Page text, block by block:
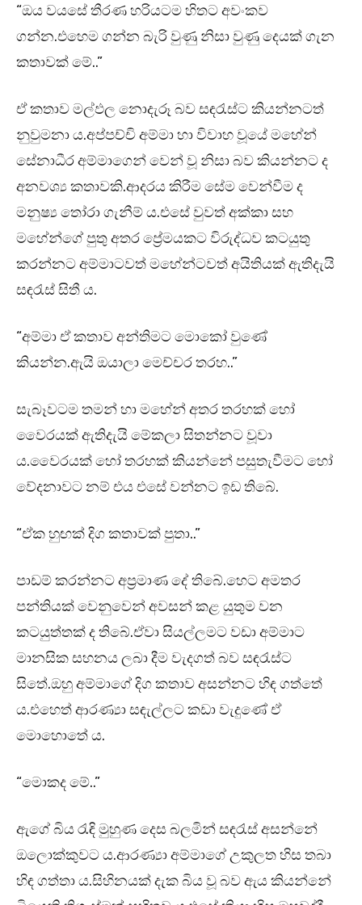
“ඔය වයසේ තීරණ හරියටම හිතට අවංකව
ගන්න.එහෙම ගන්න බැරි වුණු නිසා වුණු දෙයක් ගැන
කතාවක් මේ..”
ඒ කතාව මල්ඵල නොදැරූ බව සඳරැස්ට කියන්නටත්
නුවුමනා ය.අප්පච්චි අම්මා හා විවාහ වූයේ මහේන්
සේනාධීර අම්මාගෙන් වෙන් වූ නිසා බව කියන්නට ද
අනවශ්‍ය කතාවකි.ආදරය කිරීම සේම වෙන්වීම ද
මනුෂ්‍ය තෝරා ගැනීම් ය.එසේ වුවත් අක්කා සහ
මහේන්ගේ පුතු අතර ප්‍රේමයකට විරුද්ධව කටයුතු
කරන්නට අම්මාටවත් මහේන්ටවත් අයිතියක් ඇතිදැයි
සඳරැස් සිතී ය.
“අම්මා ඒ කතාව අන්තිමට මොකෝ වුණේ
කියන්න.ඇයි ඔයාලා මෙච්චර තරහ..”
සැබෑවටම තමන් හා මහේන් අතර තරහක් හෝ
වෛරයක් ඇතිදැයි මේකලා සිතන්නට වූවා
ය.වෛරයක් හෝ තරහක් කියන්නේ පසුතැවීමට හෝ
වේදනාවට නම් එය එසේ වන්නට ඉඩ තිබේ.
“ඒක හුඟක් දිග කතාවක් පුතා..”
පාඩම් කරන්නට අප්‍රමාණ දේ තිබේ.හෙට අමතර
පන්තියක් වෙනුවෙන් අවසන් කළ යුතුම වන
කටයුත්තක් ද තිබේ.ඒවා සියල්ලමට වඩා අම්මාට
මානසික සහනය ලබා දීම වැදගත් බව සඳරැස්ට
සිතේ.ඔහු අම්මාගේ දිග කතාව අසන්නට හිඳ ගත්තේ
ය.එහෙත් ආරණ්‍යා සඳැල්ලට කඩා වැදුණේ ඒ
මොහොතේ ය.
“මොකද මේ..”
ඇගේ බිය රැඳි මුහුණ දෙස බලමින් සඳරැස් අසන්නේ
ඔලොක්කුවට ය.ආරණ්‍යා අම්මාගේ උකුලත හිස තබා
හිඳ ගත්තා ය.සිහිනයක් දැක බිය වූ බව ඇය කියන්නේ